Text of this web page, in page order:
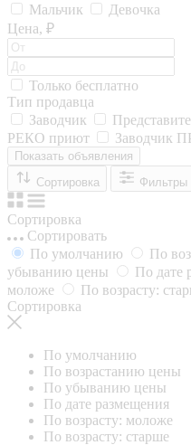
Мальчик
Девочка
Цена, ₽
Только бесплатно
Тип продавца
Заводчик
РЕКО приют
Заводчик
Показать объявления
Сортировка
Фильтры
Сортировка
Сортировать
По умолчанию
По
убыванию цены
По дате
моложе
По возрасту:
Сортировка
По умолчанию
По возрастанию цены
По убыванию цены
По дате размещения
По возрасту: моложе
По возрасту: старше